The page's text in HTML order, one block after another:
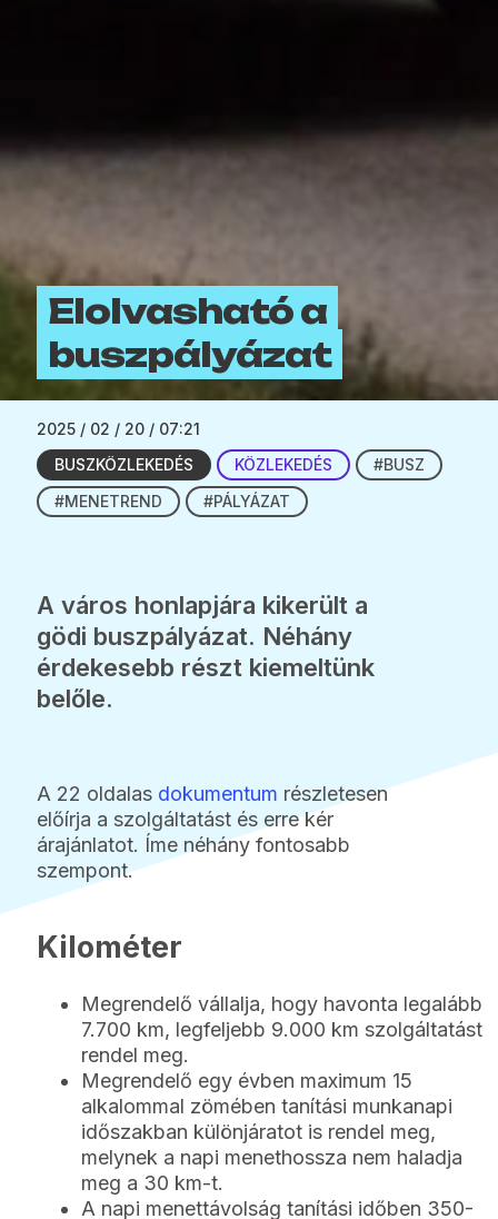
Elolvasható a
buszpályázat
2025 / 02 / 20 / 07:21
BUSZKÖZLEKEDÉS
KÖZLEKEDÉS
#BUSZ
#MENETREND
#PÁLYÁZAT
A város honlapjára kikerült a
gödi buszpályázat. Néhány
érdekesebb részt kiemeltünk
belőle.
A 22 oldalas dokumentum részletesen
előírja a szolgáltatást és erre kér
árajánlatot. Íme néhány fontosabb
szempont.
Kilométer
Megrendelő vállalja, hogy havonta legalább
7.700 km, legfeljebb 9.000 km szolgáltatást
rendel meg.
Megrendelő egy évben maximum 15
alkalommal zömében tanítási munkanapi
időszakban különjáratot is rendel meg,
melynek a napi menethossza nem haladja
meg a 30 km-t.
A napi menettávolság tanítási időben 350-